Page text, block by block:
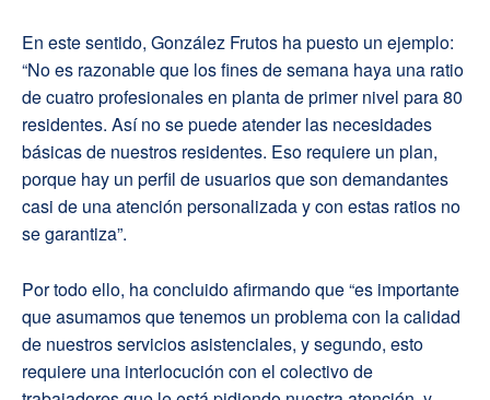
En este sentido, González Frutos ha puesto un ejemplo:
“No es razonable que los fines de semana haya una ratio
de cuatro profesionales en planta de primer nivel para 80
residentes. Así no se puede atender las necesidades
básicas de nuestros residentes. Eso requiere un plan,
porque hay un perfil de usuarios que son demandantes
casi de una atención personalizada y con estas ratios no
se garantiza”.
Por todo ello, ha concluido afirmando que “es importante
que asumamos que tenemos un problema con la calidad
de nuestros servicios asistenciales, y segundo, esto
requiere una interlocución con el colectivo de